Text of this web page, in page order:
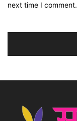
next time I comment.